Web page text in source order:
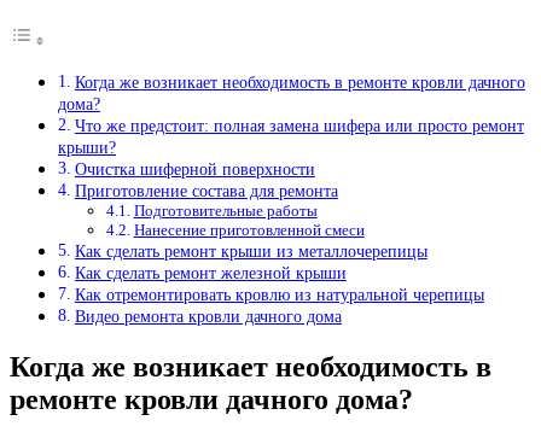
Когда же возникает необходимость в ремонте кровли дачного
дома?
Что же предстоит: полная замена шифера или просто ремонт
крыши?
Очистка шиферной поверхности
Приготовление состава для ремонта
Подготовительные работы
Нанесение приготовленной смеси
Как сделать ремонт крыши из металлочерепицы
Как сделать ремонт железной крыши
Как отремонтировать кровлю из натуральной черепицы
Видео ремонта кровли дачного дома
Когда же возникает необходимость в
ремонте кровли дачного дома?